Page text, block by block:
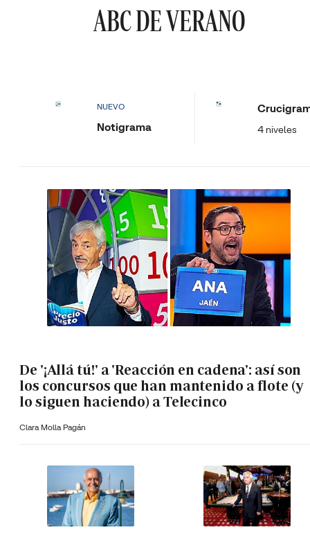
ABC DE VERANO
NUEVO
Notigrama 4 niveles
De '¡Allá tú!' a 'Reacción en cadena': así son
los concursos que han mantenido a flote (y
lo siguen haciendo) a Telecinco
Clara Molla Pagán